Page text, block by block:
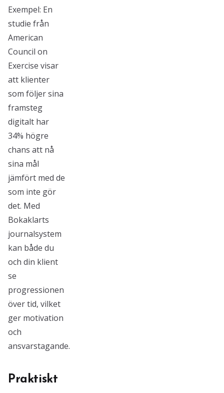
Exempel: En
studie från
American
Council on
Exercise visar
att klienter
som följer sina
framsteg
digitalt har
34% högre
chans att nå
sina mål
jämfört med de
som inte gör
det. Med
Bokaklarts
journalsystem
kan både du
och din klient
se
progressionen
över tid, vilket
ger motivation
och
ansvarstagande.
Praktiskt